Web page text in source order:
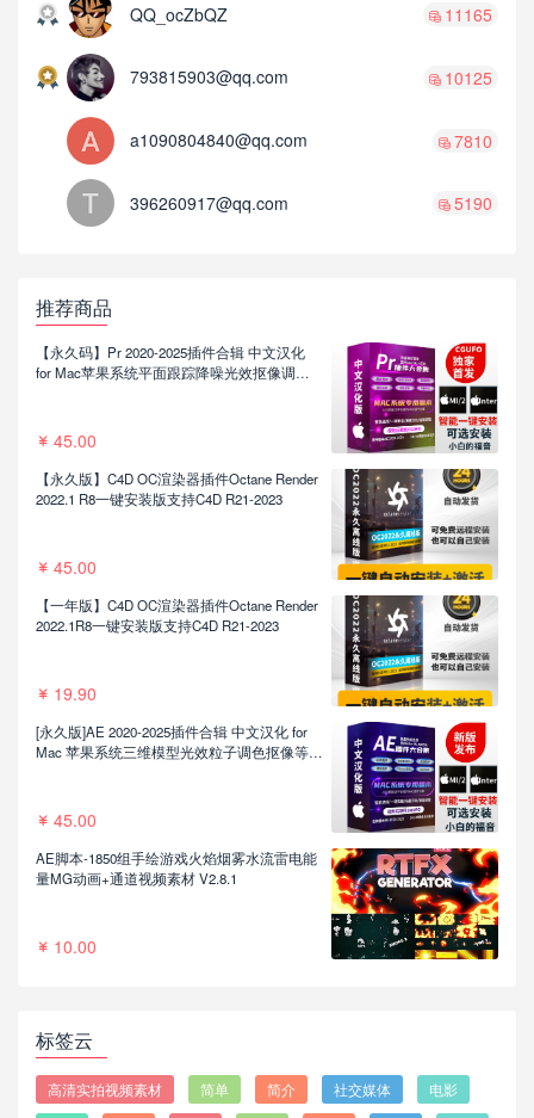
QQ_ocZbQZ 11165
793815903@qq.com 10125
a1090804840@qq.com 7810
396260917@qq.com 5190
推荐商品
【永久码】Pr 2020-2025插件合辑 中文汉化
for Mac苹果系统平面跟踪降噪光效抠像调色
45.00
【永久版】C4D OC渲染器插件Octane Render
2022.1 R8一键安装版支持C4D R21-2023
45.00
【一年版】C4D OC渲染器插件Octane Render
2022.1R8一键安装版支持C4D R21-2023
19.90
[永久版]AE 2020-2025插件合辑 中文汉化 for
Mac 苹果系统三维模型光效粒子调色抠像等插
45.00
AE脚本-1850组手绘游戏火焰烟雾水流雷电能
量MG动画+通道视频素材 V2.8.1
10.00
标签云
高清实拍视频素材 简单 简介 社交媒体
电影